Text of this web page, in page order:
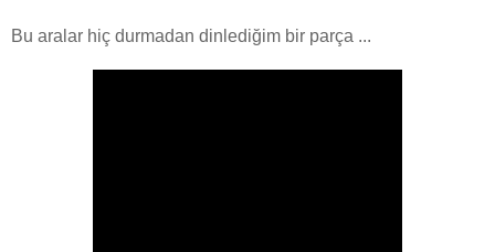
Bu aralar hiç durmadan dinlediğim bir parça ...